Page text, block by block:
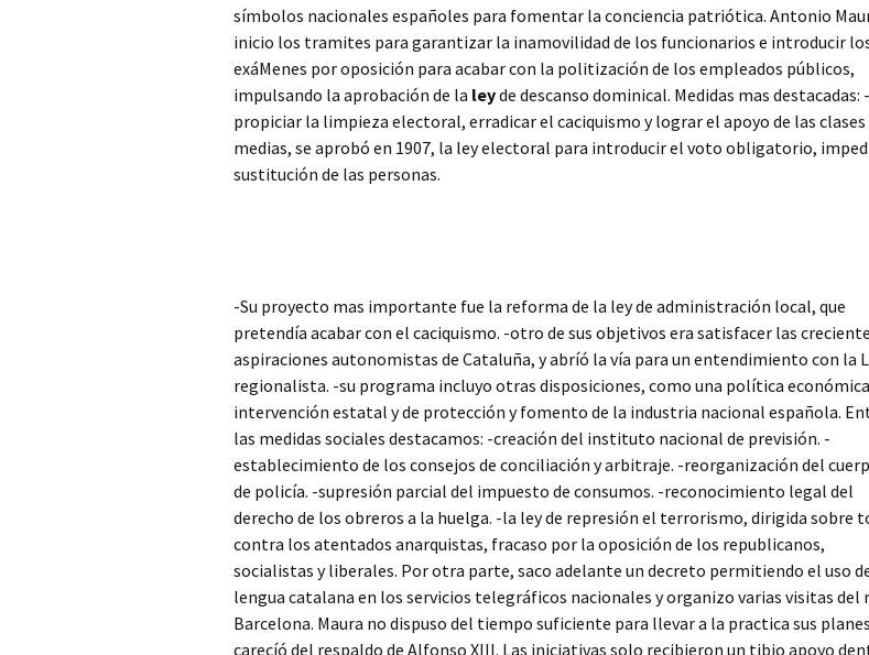
símbolos nacionales españoles para fomentar la conciencia patriótica. Antonio
inicio los tramites para garantizar la inamovilidad de los funcionarios e introducir
exáMenes por oposición para acabar con la politización de los empleados públicos,
impulsando la aprobación de la leyde descanso dominical. Medidas mas destacadas: -
propiciar la limpieza electoral, erradicar el caciquismo y lograr el apoyo de las clases
medias, se aprobó en 1907, la ley electoral para introducir el voto obligatorio,
sustitución de las personas.
-Su proyecto mas importante fue la reforma de la ley de administración local, que
pretendía acabar con el caciquismo. -otro de sus objetivos era satisfacer las
aspiraciones autonomistas de Cataluña, y abríó la vía para un entendimiento con la
regionalista. -su programa incluyo otras disposiciones, como una política
intervención estatal y de protección y fomento de la industria nacional española.
las medidas sociales destacamos: -creación del instituto nacional de previsión. -
establecimiento de los consejos de conciliación y arbitraje. -reorganización del
de policía. -supresión parcial del impuesto de consumos. -reconocimiento legal del
derecho de los obreros a la huelga. -la ley de represión el terrorismo, dirigida sobre
contra los atentados anarquistas, fracaso por la oposición de los republicanos,
socialistas y liberales. Por otra parte, saco adelante un decreto permitiendo el uso
lengua catalana en los servicios telegráficos nacionales y organizo varias visitas del
Barcelona. Maura no dispuso del tiempo suficiente para llevar a la practica sus
carecíó del respaldo de Alfonso XIII. Las iniciativas solo recibieron un tibio apoyo